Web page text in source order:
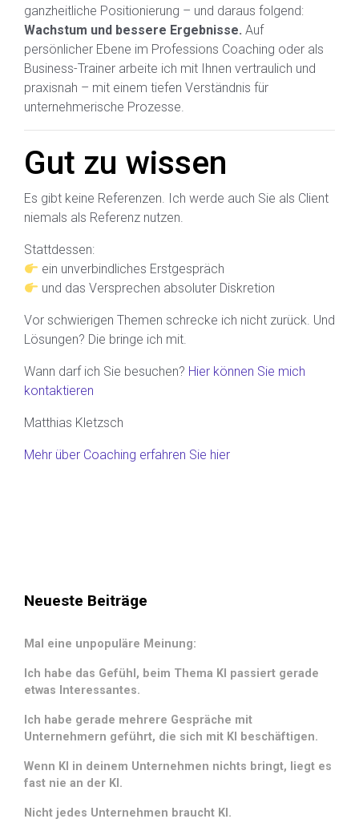
ganzheitliche Positionierung – und daraus folgend:
Wachstum und bessere Ergebnisse. Auf
persönlicher Ebene im Professions Coaching oder als
Business-Trainer arbeite ich mit Ihnen vertraulich und
praxisnah – mit einem tiefen Verständnis für
unternehmerische Prozesse.
Gut zu wissen
Es gibt keine Referenzen. Ich werde auch Sie als Client
niemals als Referenz nutzen.
Stattdessen:
ein unverbindliches Erstgespräch
und das Versprechen absoluter Diskretion
Vor schwierigen Themen schrecke ich nicht zurück. Und
Lösungen? Die bringe ich mit.
Wann darf ich Sie besuchen? Hier können Sie mich
kontaktieren
Matthias Kletzsch
Mehr über Coaching erfahren Sie hier
Neueste Beiträge
Mal eine unpopuläre Meinung:
Ich habe das Gefühl, beim Thema KI passiert gerade
etwas Interessantes.
Ich habe gerade mehrere Gespräche mit
Unternehmern geführt, die sich mit KI beschäftigen.
Wenn KI in deinem Unternehmen nichts bringt, liegt es
fast nie an der KI.
Nicht jedes Unternehmen braucht KI.